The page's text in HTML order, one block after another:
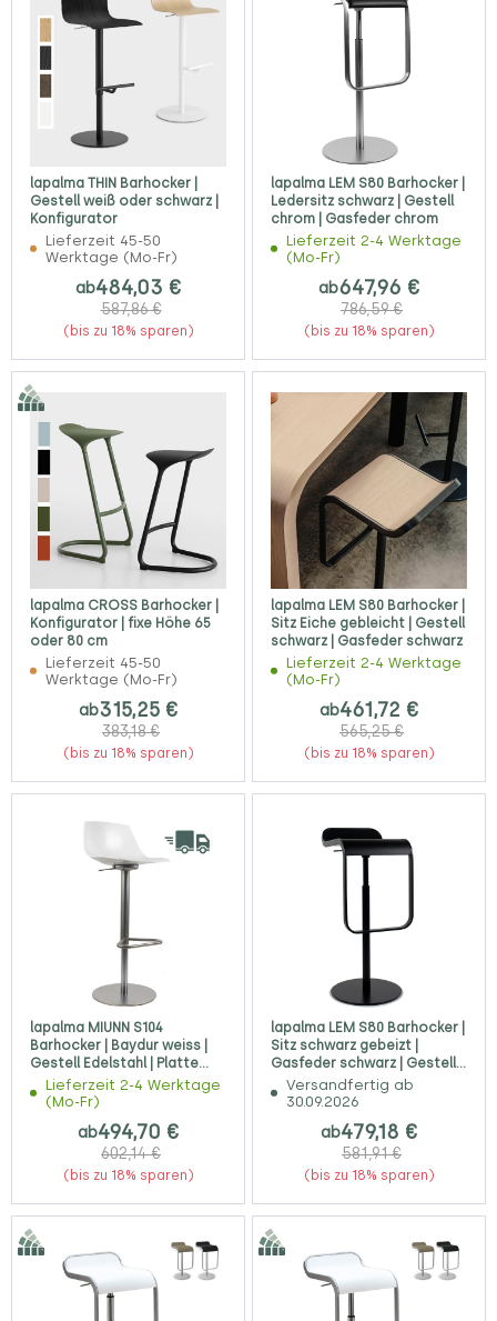
lapalma THIN Barhocker |
Gestell weiß oder schwarz |
Konfigurator
Lieferzeit 45-50
Werktage (Mo-Fr)
ab484,03 €
587,86 €
(bis zu 18% sparen)
lapalma LEM S80 Barhocker |
Ledersitz schwarz | Gestell
chrom | Gasfeder chrom
Lieferzeit 2-4 Werktage
(Mo-Fr)
ab647,96 €
786,59 €
(bis zu 18% sparen)
lapalma CROSS Barhocker |
Konfigurator | fixe Höhe 65
oder 80 cm
Lieferzeit 45-50
Werktage (Mo-Fr)
ab315,25 €
383,18 €
(bis zu 18% sparen)
lapalma LEM S80 Barhocker |
Sitz Eiche gebleicht | Gestell
schwarz | Gasfeder schwarz
Lieferzeit 2-4 Werktage
(Mo-Fr)
ab461,72 €
565,25 €
(bis zu 18% sparen)
lapalma MIUNN S104
Barhocker | Baydur weiss |
Gestell Edelstahl | Platte
rund
Lieferzeit 2-4 Werktage
(Mo-Fr)
ab494,70 €
602,14 €
(bis zu 18% sparen)
lapalma LEM S80 Barhocker |
Sitz schwarz gebeizt |
Gasfeder schwarz | Gestell
schwarz
Versandfertig ab
30.09.2026
ab479,18 €
581,91 €
(bis zu 18% sparen)